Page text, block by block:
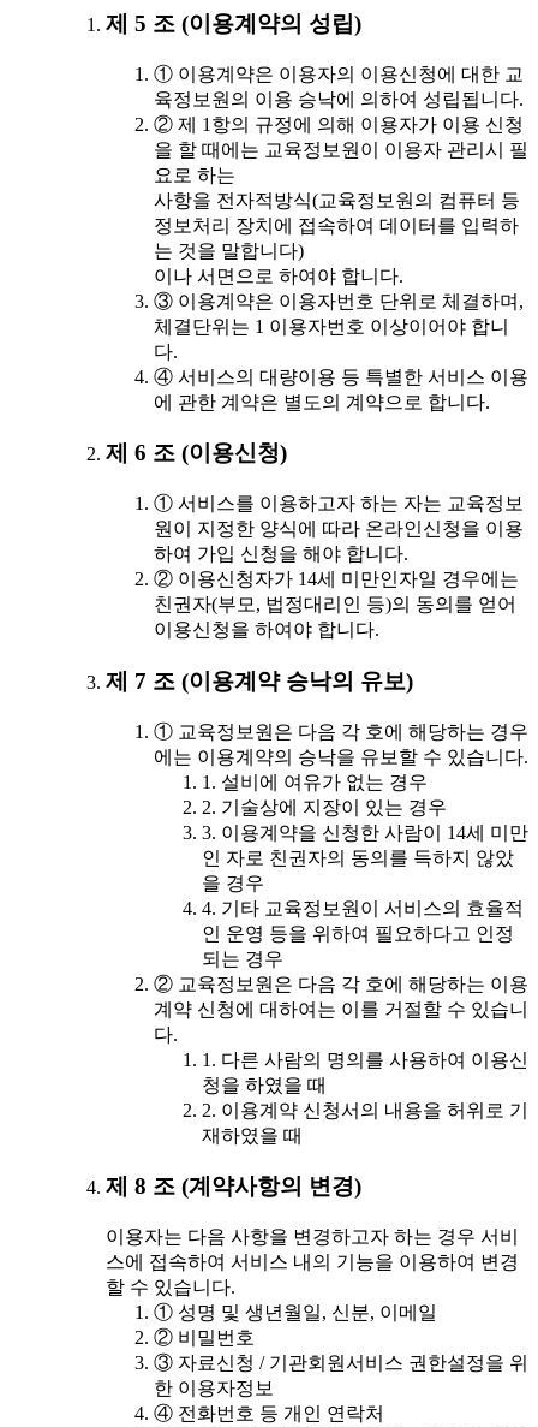
제 5 조 (이용계약의 성립)
① 이용계약은 이용자의 이용신청에 대한 교
육정보원의 이용 승낙에 의하여 성립됩니다.
② 제 1항의 규정에 의해 이용자가 이용 신청
을 할 때에는 교육정보원이 이용자 관리시 필
요로 하는
사항을 전자적방식(교육정보원의 컴퓨터 등
정보처리 장치에 접속하여 데이터를 입력하
는 것을 말합니다)
이나 서면으로 하여야 합니다.
③ 이용계약은 이용자번호 단위로 체결하며,
체결단위는 1 이용자번호 이상이어야 합니
다.
④ 서비스의 대량이용 등 특별한 서비스 이용
에 관한 계약은 별도의 계약으로 합니다.
제 6 조 (이용신청)
① 서비스를 이용하고자 하는 자는 교육정보
원이 지정한 양식에 따라 온라인신청을 이용
하여 가입 신청을 해야 합니다.
② 이용신청자가 14세 미만인자일 경우에는
친권자(부모, 법정대리인 등)의 동의를 얻어
이용신청을 하여야 합니다.
제 7 조 (이용계약 승낙의 유보)
① 교육정보원은 다음 각 호에 해당하는 경우
에는 이용계약의 승낙을 유보할 수 있습니다.
1. 설비에 여유가 없는 경우
2. 기술상에 지장이 있는 경우
3. 이용계약을 신청한 사람이 14세 미만
인 자로 친권자의 동의를 득하지 않았
을 경우
4. 기타 교육정보원이 서비스의 효율적
인 운영 등을 위하여 필요하다고 인정
되는 경우
② 교육정보원은 다음 각 호에 해당하는 이용
계약 신청에 대하여는 이를 거절할 수 있습니
다.
1. 다른 사람의 명의를 사용하여 이용신
청을 하였을 때
2. 이용계약 신청서의 내용을 허위로 기
재하였을 때
제 8 조 (계약사항의 변경)
이용자는 다음 사항을 변경하고자 하는 경우 서비
스에 접속하여 서비스 내의 기능을 이용하여 변경
할 수 있습니다.
① 성명 및 생년월일, 신분, 이메일
② 비밀번호
③ 자료신청 / 기관회원서비스 권한설정을 위
한 이용자정보
④ 전화번호 등 개인 연락처